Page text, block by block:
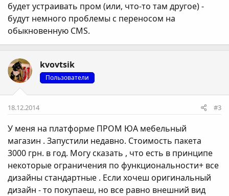
будет устраивать пром (или, что-то там другое) -
будут немного проблемы с переносом на
обыкновенную CMS.
kvovtsik
Пользователи
18.12.2014 #3
У меня на платформе ПРОМ ЮА мебельный
магазин . Запустили недавно. Стоимость пакета
3000 грн. в год. Могу сказать , что есть в принципе
некоторые ограничения по функциональности+ все
дизайны стандартные . Если хочеш оригинальный
дизайн - то покупаеш, но все равно внешний вид